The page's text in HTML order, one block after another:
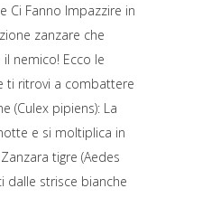
Ci Fanno Impazzire in
zanzare che
nemico! Ecco le
ti ritrovi a combattere
(Culex pipiens): La
e si moltiplica in
tigre (Aedes
dalle strisce bianche